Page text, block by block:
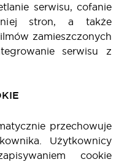
serwisu, cofanie
stron, a także
zamieszczonych
serwisu z
przechowuje
Użytkownicy
cookie